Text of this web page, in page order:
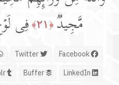
مَّجِیدࣱ ﴿٢١﴾ فِی
Facebook
Twitter
Buffer
Tumblr